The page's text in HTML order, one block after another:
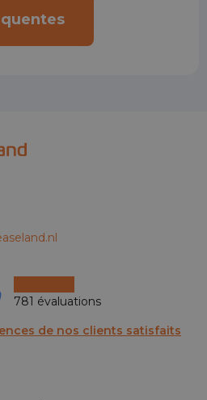
781 évaluations
de nos clients satisfaits